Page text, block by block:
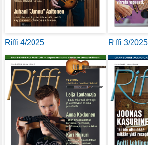
Riffi 4/2025 Riffi 3/2025